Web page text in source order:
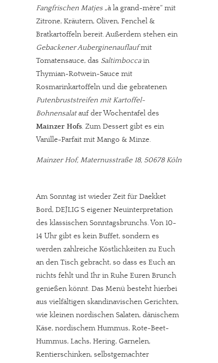
Fangfrischen Matjes „à la grand-mère“ mit
Zitrone, Kräutern, Oliven, Fenchel &
Bratkartoffeln bereit. Außerdem stehen ein
Gebackener Auberginenauflaufmit
Tomatensauce, das Saltimboccain
Thymian-Rotwein-Sauce mit
Rosmarinkartoffeln und die gebratenen
Putenbruststreifen mit Kartoffel-
Bohnensalatauf der Wochentafel des
Mainzer Hofs. Zum Dessert gibt es ein
Vanille-Parfait mit Mango & Minze.
Mainzer Hof, Maternusstraße 18, 50678 Köln
Am Sonntag ist wieder Zeit für Daekket
Bord, DEJLIG´S eigener Neuinterpretation
des klassischen Sonntagsbrunchs. Von 10-
14 Uhr gibt es kein Buffet, sondern es
werden zahlreiche Köstlichkeiten zu Euch
an den Tisch gebracht, so dass es Euch an
nichts fehlt und Ihr in Ruhe Euren Brunch
genießen könnt. Das Menü besteht hierbei
aus vielfältigen skandinavischen Gerichten,
wie kleinen nordischen Salaten, dänischem
Käse, nordischem Hummus, Rote-Beet-
Hummus, Lachs, Hering, Garnelen,
Rentierschinken, selbstgemachter